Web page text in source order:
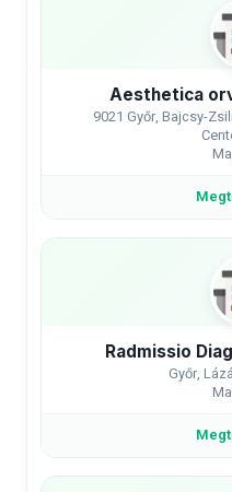
Aesthetica
9021 Győr, Bajcsy-
Radmissio
Győr,